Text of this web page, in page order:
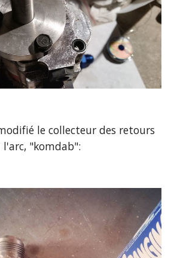
le collecteur des retours
"komdab":